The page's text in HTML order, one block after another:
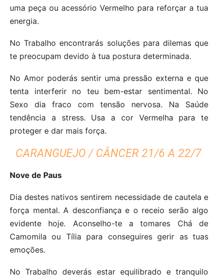
uma peça ou acessório Vermelho para reforçar a tua
energia.
No Trabalho encontrarás soluções para dilemas que
te preocupam devido à tua postura determinada.
No Amor poderás sentir uma pressão externa e que
tenta interferir no teu bem-estar sentimental. No
Sexo dia fraco com tensão nervosa. Na Saúde
tendência a stress. Usa a cor Vermelha para te
proteger e dar mais força.
CARANGUEJO / CÂNCER 21/6 A 22/7
Nove de Paus
Dia destes nativos sentirem necessidade de cautela e
força mental. A desconfiança e o receio serão algo
evidente hoje. Aconselho-te a tomares Chá de
Camomila ou Tília para conseguires gerir as tuas
emoções.
No Trabalho deverás estar equilibrado e tranquilo